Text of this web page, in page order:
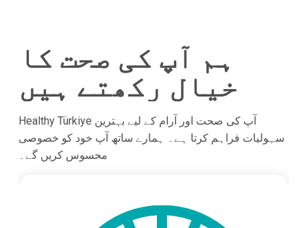
ہم آپ کی صحت کا
خیال رکھتے ہیں
Healthy Türkiye آپ کی صحت اور آرام کے لیے بہترین
سہولیات فراہم کرتا ہے۔ ہمارے ساتھ آپ خود کو خصوصی
محسوس کریں گے۔